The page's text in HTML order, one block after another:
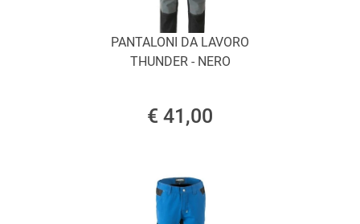
PANTALONI DA LAVORO
THUNDER - NERO
€ 41,00